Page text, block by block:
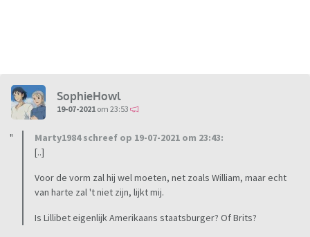
SophieHowl
19-07-2021 om 23:53
Marty1984 schreef op 19-07-2021 om 23:43:
[..]
Voor de vorm zal hij wel moeten, net zoals William, maar echt
van harte zal 't niet zijn, lijkt mij.
Is Lillibet eigenlijk Amerikaans staatsburger? Of Brits?